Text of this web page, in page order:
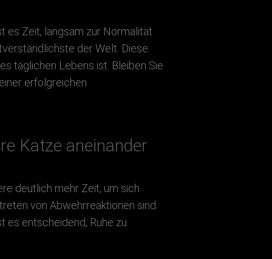
es Zeit, langsam zur Normalität
der Welt. Diese
täglichen Lebens ist. Bleiben Sie
erfolgreichen
Katze aneinander
deutlich mehr Zeit, um sich
von Abwehrreaktionen sind
es entscheidend, Ruhe zu